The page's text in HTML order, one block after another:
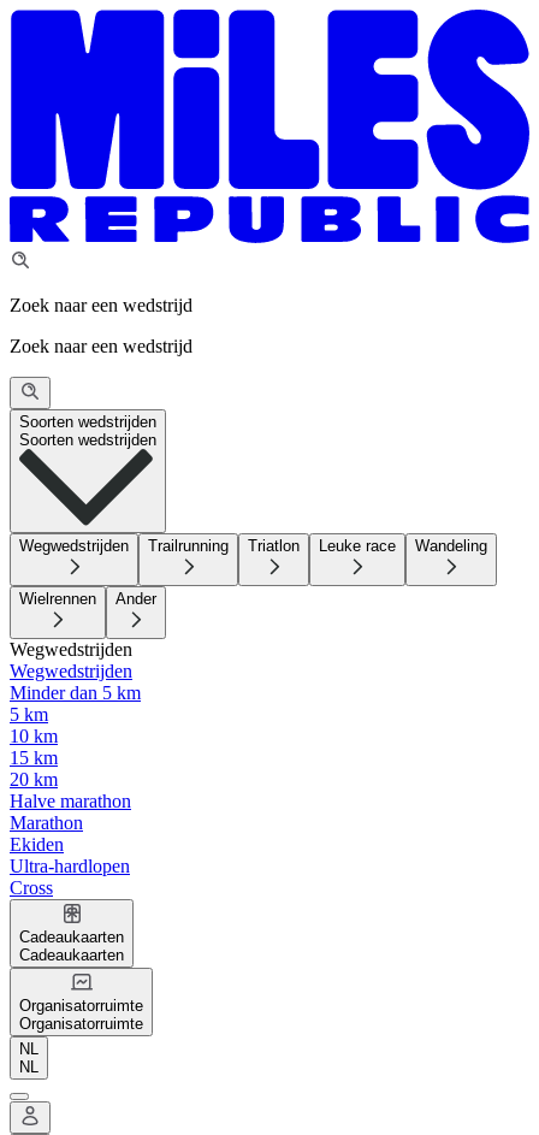
Zoek naar een wedstrijd
Zoek naar een wedstrijd
Soorten wedstrijden
Soorten wedstrijden
Wegwedstrijden Trailrunning Triatlon Leuke race Wandeling
Wielrennen Ander
Wegwedstrijden
Wegwedstrijden
Minder dan 5 km
5 km
10 km
15 km
20 km
Halve marathon
Marathon
Ekiden
Ultra-hardlopen
Cross
Cadeaukaarten
Cadeaukaarten
Organisatorruimte
Organisatorruimte
NL
NL